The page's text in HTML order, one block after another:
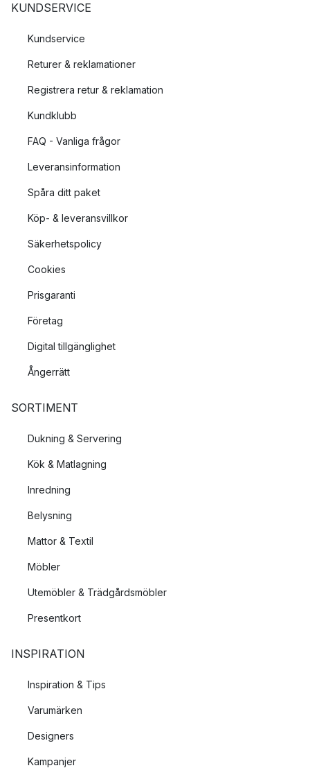
KUNDSERVICE
Kundservice
Returer & reklamationer
Registrera retur & reklamation
Kundklubb
FAQ - Vanliga frågor
Leveransinformation
Spåra ditt paket
Köp- & leveransvillkor
Säkerhetspolicy
Cookies
Prisgaranti
Företag
Digital tillgänglighet
Ångerrätt
SORTIMENT
Dukning & Servering
Kök & Matlagning
Inredning
Belysning
Mattor & Textil
Möbler
Utemöbler & Trädgårdsmöbler
Presentkort
INSPIRATION
Inspiration & Tips
Varumärken
Designers
Kampanjer